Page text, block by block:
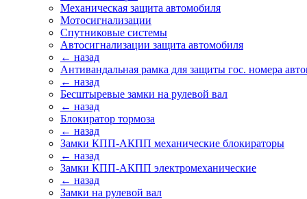
Механическая защита автомобиля
Мотосигнализации
Спутниковые системы
Автосигнализации защита автомобиля
← назад
Антивандальная рамка для защиты гос. номера
← назад
Бесштыревые замки на рулевой вал
← назад
Блокиратор тормоза
← назад
Замки КПП-АКПП механические блокираторы
← назад
Замки КПП-АКПП электромеханические
← назад
Замки на рулевой вал